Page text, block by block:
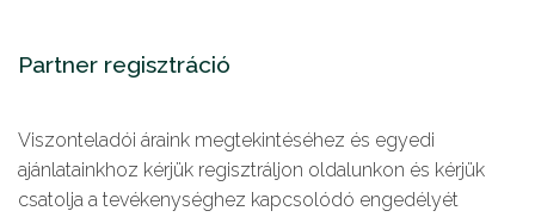
Partner regisztráció
Viszonteladói áraink megtekintéséhez és egyedi
ajánlatainkhoz kérjük regisztráljon oldalunkon és kérjük
csatolja a tevékenységhez kapcsolódó engedélyét